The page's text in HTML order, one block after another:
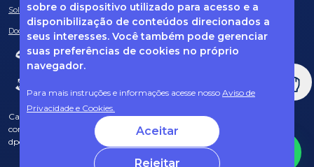
sobre o dispositivo utilizado para acesso e a
disponibilização de conteúdos direcionados a
seus interesses. Você também pode gerenciar
suas preferências de cookies no próprio
navegador.
Para mais instruções e informações acesse nosso Aviso de
Privacidade e Cookies.
Aceitar
Rejeitar
Solicitação de informações
Documentos obrigatórios
Caso tenha dúvidas sobre Privacidade de Dados e LGPD, entre em
contato com o nosso DPO (encarregado de dados) via e-mail:
dpo@fcopel.org.br